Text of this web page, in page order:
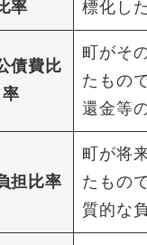
率
標化し
債費比
率
町がそ
たもの
還金等
担比率
町が将
たもの
質的な